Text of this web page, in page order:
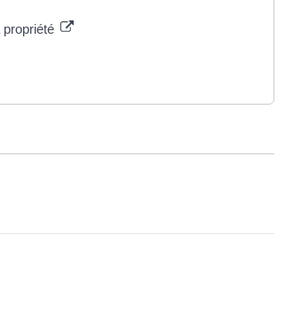
propriété